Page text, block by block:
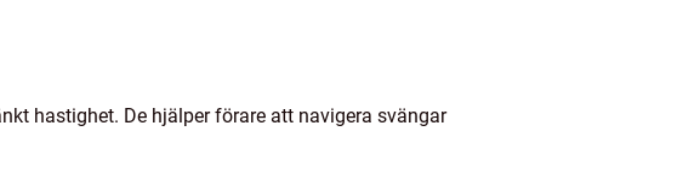
hastighet. De hjälper förare att navigera svängar